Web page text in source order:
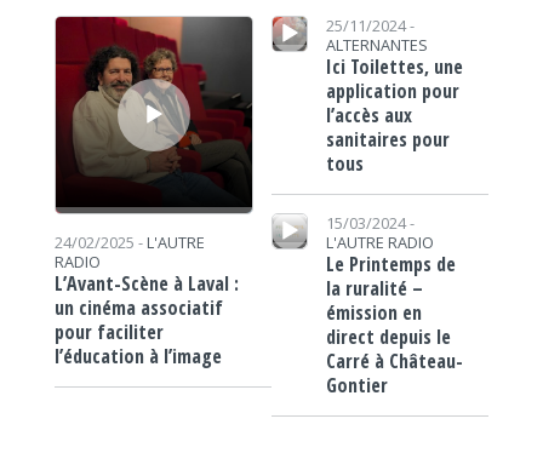
Lecteur audio
24/02/2025 - L'AUTRE
RADIO
L’Avant-Scène à Laval :
un cinéma associatif
pour faciliter
l’éducation à l’image
Lecteur audio
25/11/2024 -
ALTERNANTES
Ici Toilettes, une
application pour
l’accès aux
sanitaires pour
tous
Lecteur audio
15/03/2024 -
L'AUTRE RADIO
Le Printemps de
la ruralité –
émission en
direct depuis le
Carré à Château-
Gontier